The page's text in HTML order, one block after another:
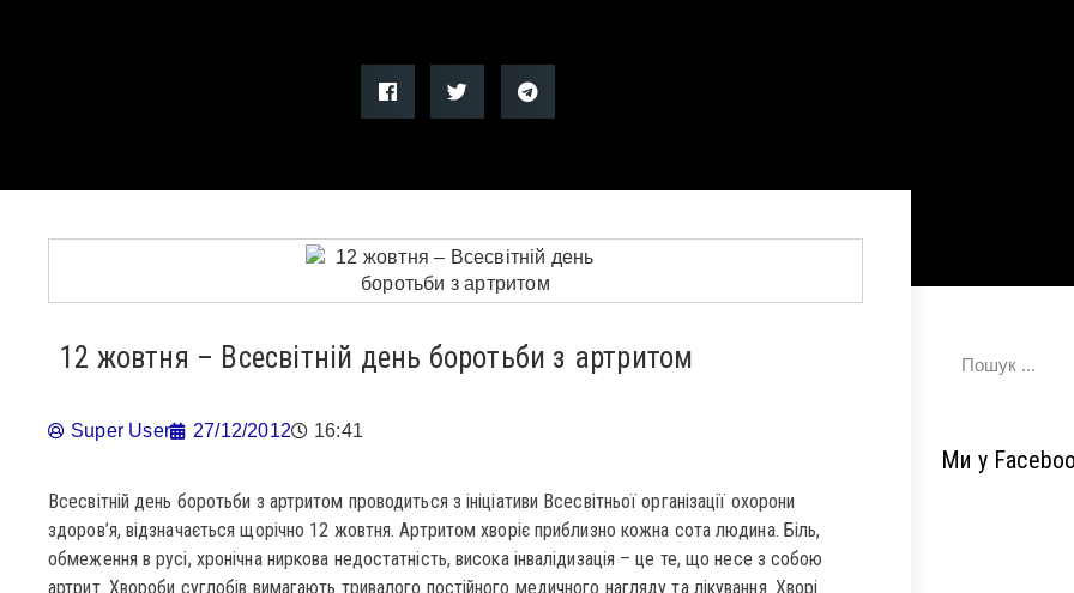
12 жовтня – Всесвітній день боротьби з артритом
Super User 27/12/2012 16:41
Всесвітній день боротьби з артритом проводиться з ініціативи Всесвітньої організації охорони
здоров’я, відзначається щорічно 12 жовтня. Артритом хворіє приблизно кожна сота людина. Біль,
обмеження в русі, хронічна ниркова недостатність, висока інвалідизація – це те, що несе з собою
артрит. Хвороби суглобів вимагають тривалого постійного медичного нагляду та лікування. Хворі
Ми у